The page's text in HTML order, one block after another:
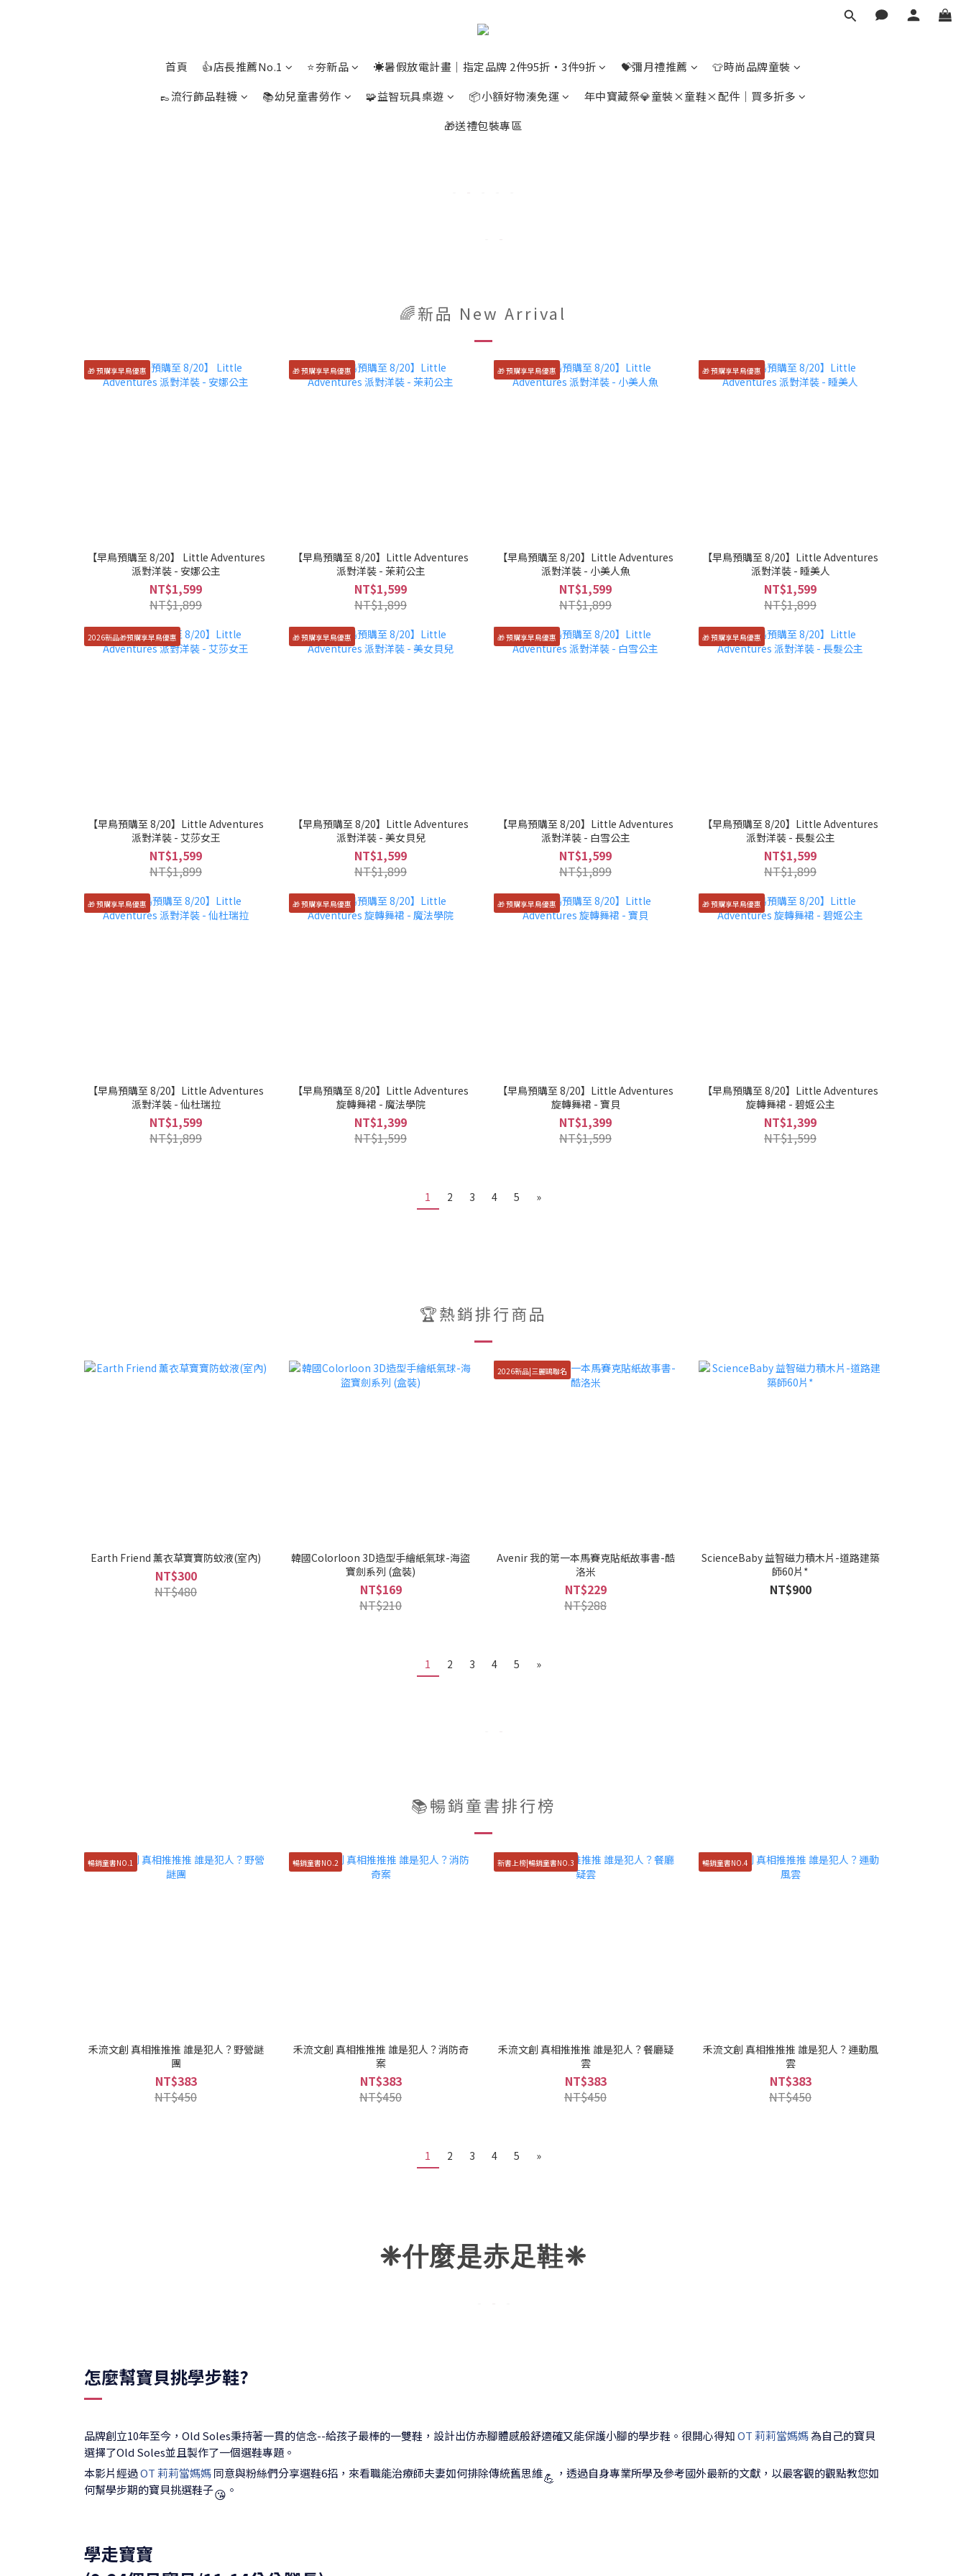
首頁 👍店長推薦No.1 ⭐夯新品 ☀️暑假放電計畫｜指定品牌 2件95折・3件9折 💝彌月禮推薦
👕時尚品牌童裝
👞流行飾品鞋襪
📚幼兒童書勞作 🧩益智玩具桌遊 📦小額好物湊免運
年中寶藏祭💎童裝×童鞋×配件｜買多折多
🎁送禮包裝專區
🌈新品 New Arrival
🎁 預購享早鳥優惠
【早鳥預購至 8/20】 Little Adventures
派對洋裝 - 安娜公主
NT$1,599
NT$1,899
🎁 預購享早鳥優惠
【早鳥預購至 8/20】Little Adventures
派對洋裝 - 茉莉公主
NT$1,599
NT$1,899
🎁 預購享早鳥優惠
【早鳥預購至 8/20】Little Adventures
派對洋裝 - 小美人魚
NT$1,599
NT$1,899
🎁 預購享早鳥優惠
【早鳥預購至 8/20】Little Adventures
派對洋裝 - 睡美人
NT$1,599
NT$1,899
2026新品🎁預購享早鳥優惠
【早鳥預購至 8/20】Little Adventures
派對洋裝 - 艾莎女王
NT$1,599
NT$1,899
🎁 預購享早鳥優惠
【早鳥預購至 8/20】Little Adventures
派對洋裝 - 美女貝兒
NT$1,599
NT$1,899
🎁 預購享早鳥優惠
【早鳥預購至 8/20】Little Adventures
派對洋裝 - 白雪公主
NT$1,599
NT$1,899
🎁 預購享早鳥優惠
【早鳥預購至 8/20】Little Adventures
派對洋裝 - 長髮公主
NT$1,599
NT$1,899
🎁 預購享早鳥優惠
【早鳥預購至 8/20】Little Adventures
派對洋裝 - 仙杜瑞拉
NT$1,599
NT$1,899
🎁 預購享早鳥優惠
【早鳥預購至 8/20】Little Adventures
旋轉舞裙 - 魔法學院
NT$1,399
NT$1,599
🎁 預購享早鳥優惠
【早鳥預購至 8/20】Little Adventures
旋轉舞裙 - 寶貝
NT$1,399
NT$1,599
🎁 預購享早鳥優惠
【早鳥預購至 8/20】Little Adventures
旋轉舞裙 - 碧姬公主
NT$1,399
NT$1,599
1 2 3 4 5 »
🏆熱銷排行商品
Earth Friend 薰衣草寶寶防蚊液(室內)
NT$300
NT$480
韓國Colorloon 3D造型手繪紙氣球-海盜
寶劍系列 (盒裝)
NT$169
NT$210
2026新品|三麗鷗聯名
Avenir 我的第一本馬賽克貼紙故事書-酷
洛米
NT$229
NT$288
ScienceBaby 益智磁力積木片-道路建築
師60片*
NT$900
1 2 3 4 5 »
📚暢銷童書排行榜
暢銷童書NO.1
禾流文創 真相推推推 誰是犯人？野營謎
團
NT$383
NT$450
暢銷童書NO.2
禾流文創 真相推推推 誰是犯人？消防奇
案
NT$383
NT$450
新書上榜|暢銷童書NO.3
禾流文創 真相推推推 誰是犯人？餐廳疑
雲
NT$383
NT$450
暢銷童書NO.4
禾流文創 真相推推推 誰是犯人？運動風
雲
NT$383
NT$450
1 2 3 4 5 »
❈什麼是赤足鞋❈
怎麼幫寶貝挑學步鞋?
品牌創立10年至今，Old Soles秉持著一貫的信念--給孩子最棒的一雙鞋，設計出仿赤腳體感般舒適確又能保護小腳的學步鞋。很開心得知OT 莉莉當媽媽為自己的寶貝
選擇了Old Soles並且製作了一個選鞋專題。
本影片經過OT 莉莉當媽媽同意與粉絲們分享選鞋6招，來看職能治療師夫妻如何排除傳統舊思維💪 ，透過自身專業所學及參考國外最新的文獻，以最客觀的觀點教您如
何幫學步期的寶貝挑選鞋子😘 。
學走寶寶